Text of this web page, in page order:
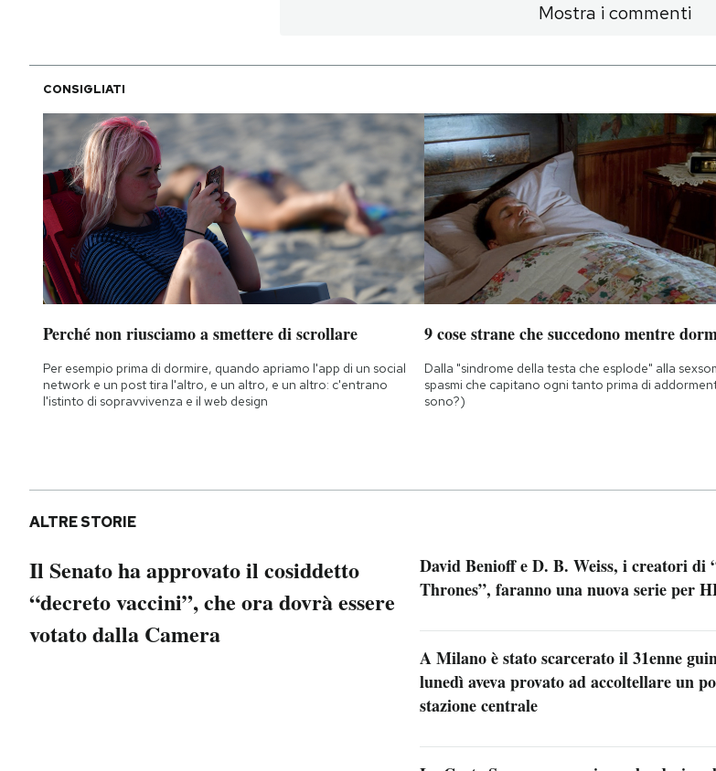
Mostra i commenti
CONSIGLIATI
Perché non riusciamo a smettere di scrollare
Per esempio prima di dormire, quando apriamo l'app di un social
network e un post tira l'altro, e un altro, e un altro: c'entrano
l'istinto di sopravvivenza e il web design
9 cose strane che succedono mentre
Dalla "sindrome della testa che esplode" alla
spasmi che capitano ogni tanto prima di
sono?)
ALTRE STORIE
Il Senato ha approvato il cosiddetto
“decreto vaccini”, che ora dovrà essere
votato dalla Camera
David Benioff e D. B. Weiss, i creatori di
Thrones”, faranno una nuova serie per
A Milano è stato scarcerato il 31enne
lunedì aveva provato ad accoltellare un
stazione centrale